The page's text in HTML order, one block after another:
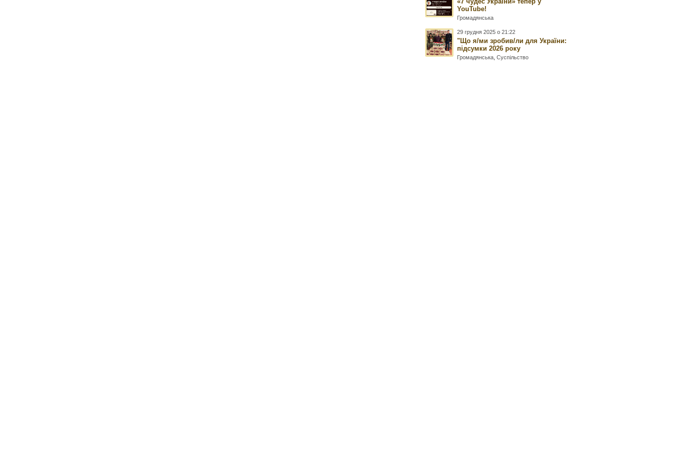
YouTube!
Громадянська
29 грудня 2025 о 21:22
"Що я/ми зробив/ли для України:
підсумки 2026 року
Громадянська ,Суспільство